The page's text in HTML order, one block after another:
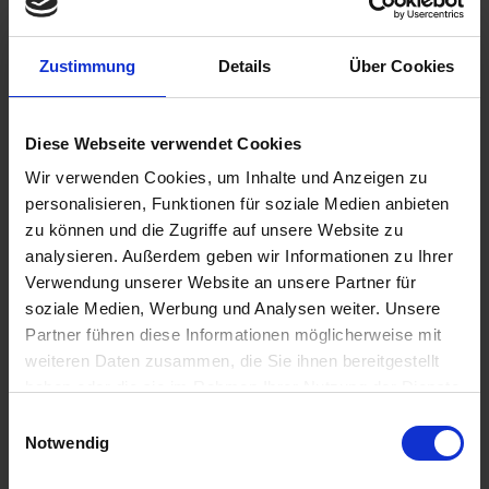
Zustimmung Details Über Cookies
Diese Webseite verwendet Cookies
Wir verwenden Cookies, um Inhalte und Anzeigen zu
personalisieren, Funktionen für soziale Medien anbieten
zu können und die Zugriffe auf unsere Website zu
analysieren. Außerdem geben wir Informationen zu Ihrer
Verwendung unserer Website an unsere Partner für
soziale Medien, Werbung und Analysen weiter. Unsere
Partner führen diese Informationen möglicherweise mit
weiteren Daten zusammen, die Sie ihnen bereitgestellt
Notwendig
Ihr Flexible Designerhaus können Sie ganz unkompliziert um
zur Bildergalerie
Dacharten